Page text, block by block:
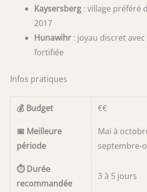
Kaysersberg : village préféré
2017
Hunawihr : joyau discret
fortifiée
Infos pratiques
💰 Budget €€
📅 Meilleure
période
Mai à
septembre-
⏱️ Durée
recommandée
3 à 5 jours